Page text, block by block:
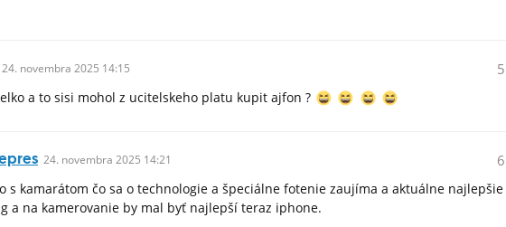
5
24. novembra 2025 14:15
a to sisi mohol z ucitelskeho platu kupit ajfon ?
6
24. novembra 2025 14:21
s kamarátom čo sa o technologie a špeciálne fotenie zaujíma a aktuálne najlepšie
a na kamerovanie by mal byť najlepší teraz iphone.